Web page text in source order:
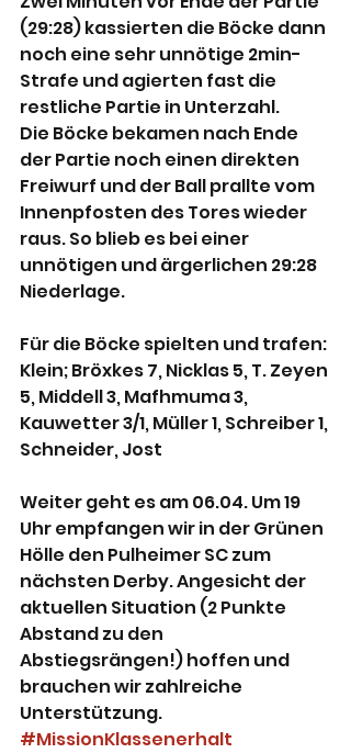
(29:28) kassierten die Böcke dann
noch eine sehr unnötige 2min-
Strafe und agierten fast die
restliche Partie in Unterzahl.
Die Böcke bekamen nach Ende
der Partie noch einen direkten
Freiwurf und der Ball prallte vom
Innenpfosten des Tores wieder
raus. So blieb es bei einer
unnötigen und ärgerlichen 29:28
Niederlage.
Für die Böcke spielten und trafen:
Klein; Bröxkes 7, Nicklas 5, T. Zeyen
5, Middell 3, Mafhmuma 3,
Kauwetter 3/1, Müller 1, Schreiber 1,
Schneider, Jost
Weiter geht es am 06.04. Um 19
Uhr empfangen wir in der Grünen
Hölle den Pulheimer SC zum
nächsten Derby. Angesicht der
aktuellen Situation (2 Punkte
Abstand zu den
Abstiegsrängen!) hoffen und
brauchen wir zahlreiche
Unterstützung.
#MissionKlassenerhalt